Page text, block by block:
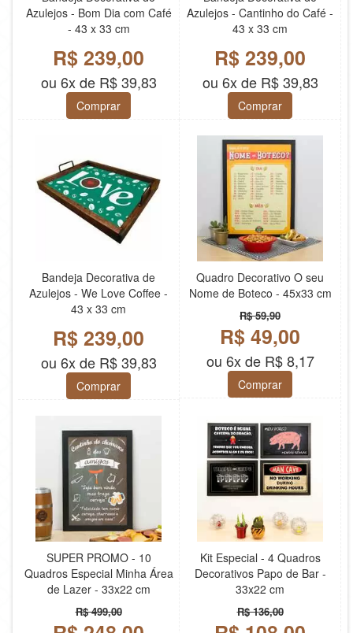
Azulejos - Bom Dia com Café
- 43 x 33 cm
R$ 239,00
ou 6x de R$ 39,83
Comprar
Azulejos - Cantinho do Café -
43 x 33 cm
R$ 239,00
ou 6x de R$ 39,83
Comprar
Bandeja Decorativa de
Azulejos - We Love Coffee -
43 x 33 cm
R$ 239,00
ou 6x de R$ 39,83
Comprar
Quadro Decorativo O seu
Nome de Boteco - 45x33 cm
R$ 59,90
R$ 49,00
ou 6x de R$ 8,17
Comprar
SUPER PROMO - 10
Quadros Especial Minha Área
de Lazer - 33x22 cm
R$ 499,00
Kit Especial - 4 Quadros
Decorativos Papo de Bar -
33x22 cm
R$ 136,00